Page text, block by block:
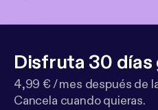
Disfruta 30 días
4,99 € / mes después de
Cancela cuando quieras.